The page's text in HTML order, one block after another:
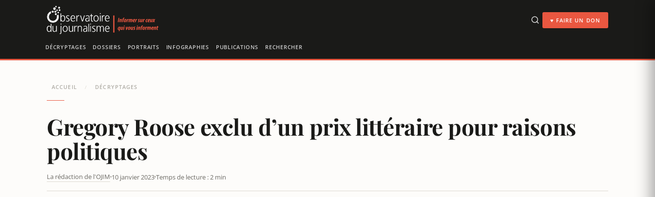
♥ FAIRE UN DON
DÉCRYPTAGES DOSSIERS PORTRAITS INFOGRAPHIES PUBLICATIONS RECHERCHER
ACCUEIL / DÉCRYPTAGES
Gregory Roose exclu d’un prix littéraire pour raisons
politiques
La rédaction de l'OJIM 10 janvier 2023Temps de lecture : 2 min
GREGORY ROOSE EXCLU D’UN PRIX LITTÉRAIRE POUR RAISONS POLITIQUES
Panneau de gestion des cookies